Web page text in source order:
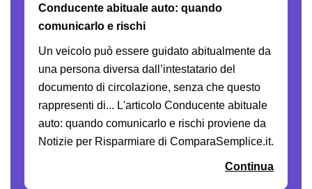
Conducente abituale auto: quando
comunicarlo e rischi
Un veicolo può essere guidato abitualmente da
una persona diversa dall’intestatario del
documento di circolazione, senza che questo
rappresenti di... L'articolo Conducente abituale
auto: quando comunicarlo e rischi proviene da
Notizie per Risparmiare di ComparaSemplice.it.
Continua